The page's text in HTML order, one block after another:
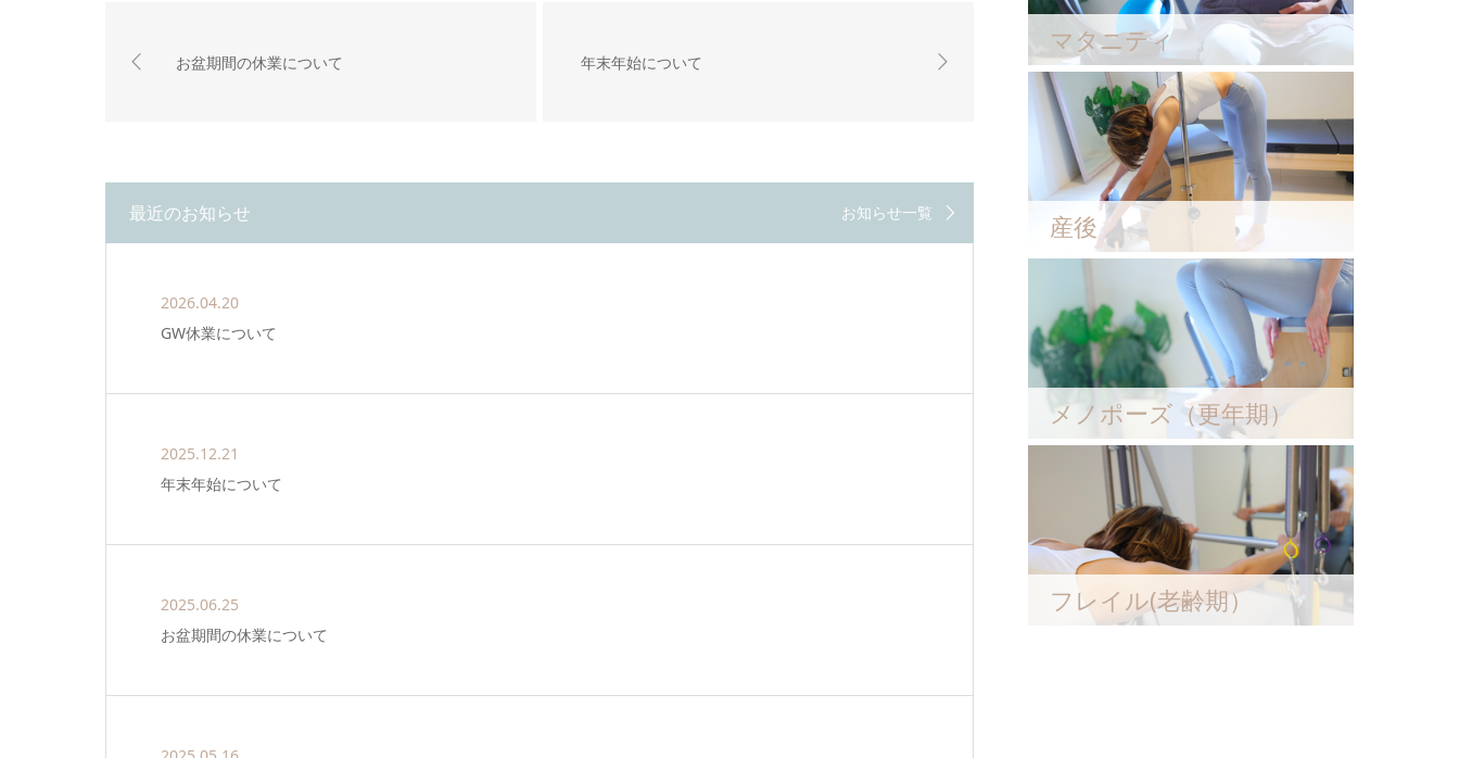
お盆期間の休業について 年末年始について
最近のお知らせ お知らせ一覧
2026.04.20
GW休業について
2025.12.21
年末年始について
2025.06.25
お盆期間の休業について
マタニティ
産後
メノポーズ（更年期）
フレイル(老齢期）